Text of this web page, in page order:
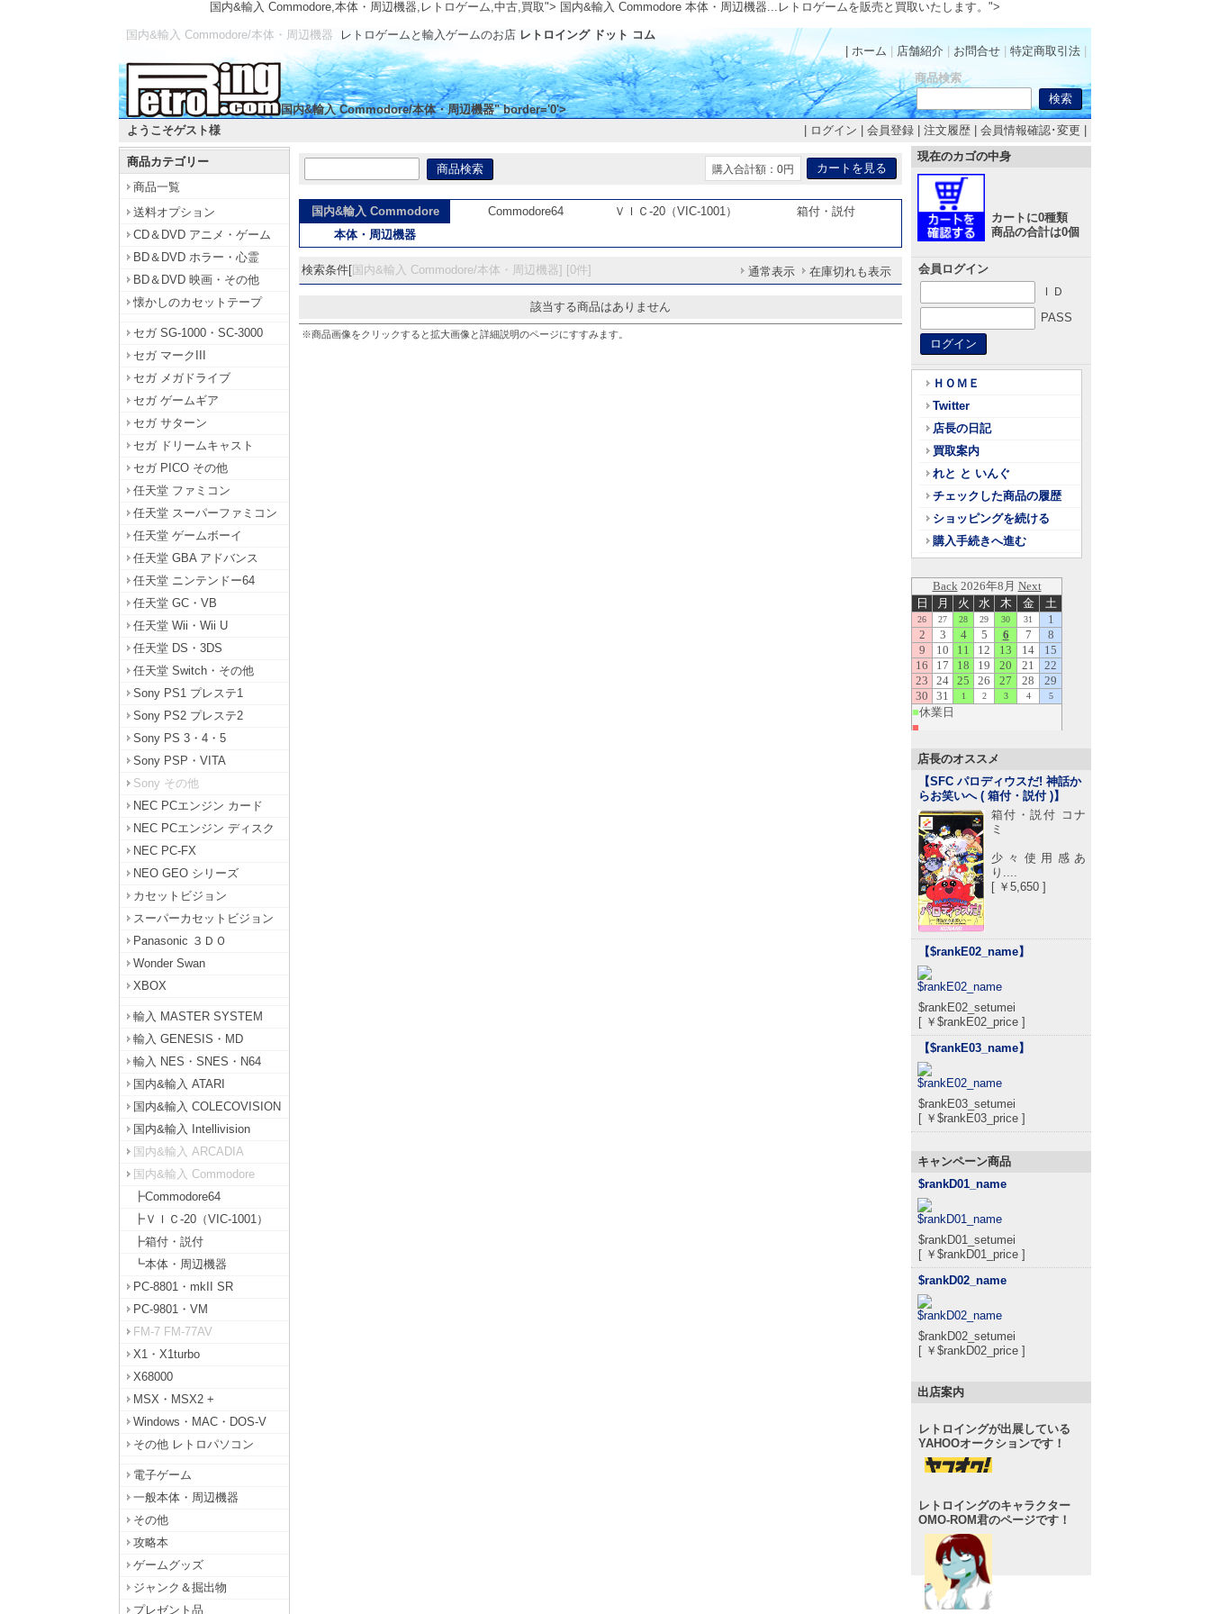
国内&輸入 Commodore,本体・周辺機器,レトロゲーム,中古,買取"> 国内&輸入 Commodore 本体・周辺機器...レトロゲームを販売と買取いたします。">
国内&輸入 Commodore/本体・周辺機器 レトロゲームと輸入ゲームのお店 レトロイング ドット コム
| ホーム
店舗紹介 お問合せ 特定商取引法
国内&輸入 Commodore/本体・周辺機器" border='0'>
商品検索
ようこそゲスト様 ログイン 会員登録 注文履歴 会員情報確認･変更
商品カテゴリー
商品一覧
送料オプション
CD＆DVD アニメ・ゲーム
BD＆DVD ホラー・心霊
BD＆DVD 映画・その他
懐かしのカセットテープ
セガ SG-1000・SC-3000
セガ マークIII
セガ メガドライブ
セガ ゲームギア
セガ サターン
セガ ドリームキャスト
セガ PICO その他
任天堂 ファミコン
任天堂 スーパーファミコン
任天堂 ゲームボーイ
任天堂 GBA アドバンス
任天堂 ニンテンドー64
任天堂 GC・VB
任天堂 Wii・Wii U
任天堂 DS・3DS
任天堂 Switch・その他
Sony PS1 プレステ1
Sony PS2 プレステ2
Sony PS 3・4・5
Sony PSP・VITA
Sony その他
NEC PCエンジン カード
NEC PCエンジン ディスク
NEC PC-FX
NEO GEO シリーズ
カセットビジョン
スーパーカセットビジョン
Panasonic ３ＤＯ
Wonder Swan
XBOX
輸入 MASTER SYSTEM
輸入 GENESIS・MD
輸入 NES・SNES・N64
国内&輸入 ATARI
国内&輸入 COLECOVISION
国内&輸入 Intellivision
国内&輸入 ARCADIA
国内&輸入 Commodore
┣Commodore64
┣ＶＩＣ-20（VIC-1001）
┣箱付・説付
┗本体・周辺機器
PC-8801・mkII SR
PC-9801・VM
FM-7 FM-77AV
X1・X1turbo
X68000
MSX・MSX2 +
Windows・MAC・DOS-V
その他 レトロパソコン
電子ゲーム
一般本体・周辺機器
その他
攻略本
ゲームグッズ
ジャンク＆掘出物
プレゼント品
購入合計額：0円
国内&輸入 Commodore Commodore64 ＶＩＣ-20（VIC-1001）
箱付・説付
本体・周辺機器
検索条件[国内&輸入 Commodore/本体・周辺機器] [0件] 通常表示 在庫切れも表示
該当する商品はありません
※商品画像をクリックすると拡大画像と詳細説明のページにすすみます。
現在のカゴの中身
カートに0種類
商品の合計は0個
会員ログイン
ＩＤ
PASS
ＨＯＭＥ
Twitter
店長の日記
買取案内
れと と いんぐ
チェックした商品の履歴
ショッピングを続ける
購入手続きへ進む
店長のオススメ
【SFC パロディウスだ! 神話か
らお笑いへ ( 箱付・説付 )】
箱付・説付 コナ
ミ
少々使用感あ
り....
[ ￥5,650 ]
【$rankE02_name】
$rankE02_setumei
[ ￥$rankE02_price ]
【$rankE03_name】
$rankE03_setumei
[ ￥$rankE03_price ]
キャンペーン商品
$rankD01_name
$rankD01_setumei
[ ￥$rankD01_price ]
$rankD02_name
$rankD02_setumei
[ ￥$rankD02_price ]
出店案内
レトロイングが出展している
YAHOOオークションです！
レトロイングのキャラクター
OMO-ROM君のページです！